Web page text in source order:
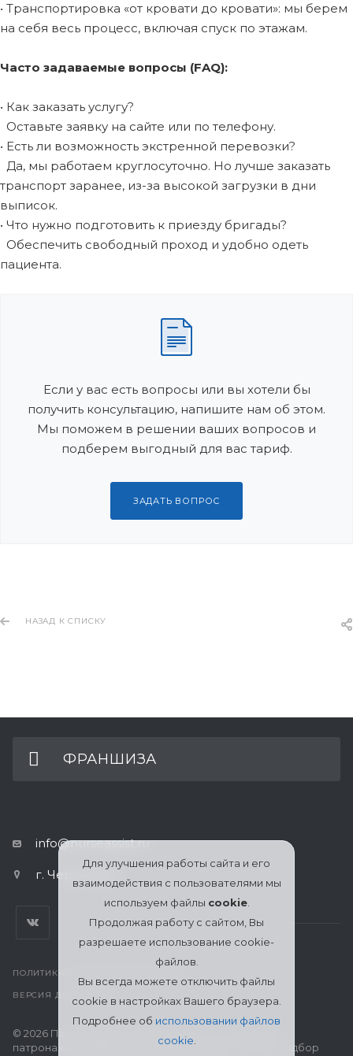
• Транспортировка «от кровати до кровати»: мы берем
на себя весь процесс, включая спуск по этажам.
Часто задаваемые вопросы (FAQ):
• Как заказать услугу?
Оставьте заявку на сайте или по телефону.
• Есть ли возможность экстренной перевозки?
Да, мы работаем круглосуточно. Но лучше заказать
транспорт заранее, из-за высокой загрузки в дни
выписок.
• Что нужно подготовить к приезду бригады?
Обеспечить свободный проход и удобно одеть
пациента.
Если у вас есть вопросы или вы хотели бы
получить консультацию, напишите нам об этом.
Мы поможем в решении ваших вопросов и
подберем выгодный для вас тариф.
ЗАДАТЬ ВОПРОС
НАЗАД К СПИСКУ
ФРАНШИЗА
info@nurseassist.ru
г. Череповец
ПОЛИТИКА КОНФИДЕНЦИАЛЬНОСТИ
ВЕРСИЯ ДЛЯ ПЕЧАТИ
© 2026 Патронажная служба МЦСО «Ассоциация
патронажных работников» в Череповце: поиск и подбор
Для улучшения работы сайта и его
взаимодействия с пользователями мы
используем файлы cookie.
Продолжая работу с сайтом, Вы
разрешаете использование cookie-
файлов.
Вы всегда можете отключить файлы
cookie в настройках Вашего браузера.
Подробнее об использовании файлов
cookie